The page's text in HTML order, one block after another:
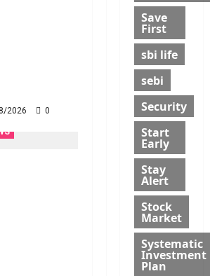
2026 0
Save
First
sbi life
sebi
Security
Start
Early
Stay
Alert
Stock
Market
Systematic
Investment
Plan